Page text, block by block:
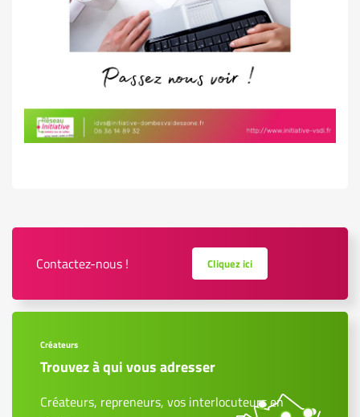
Contactez-nous ! Cliquez ici
Créateurs
Trouvez à qui vous adresser
Créateurs, repreneurs, vos interlocuteurs en